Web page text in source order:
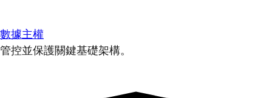
數據主權
管控並保護關鍵基礎架構。